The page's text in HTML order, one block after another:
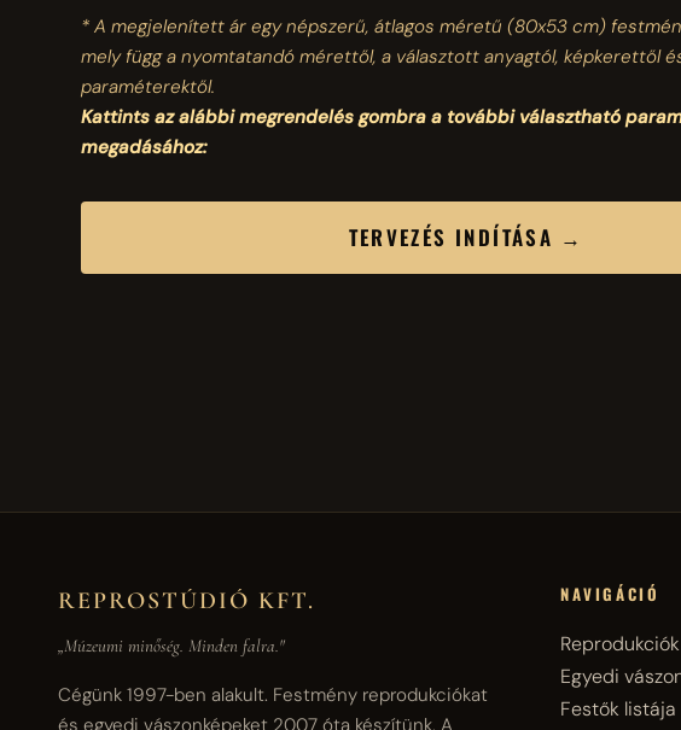
* A megjelenített ár egy népszerű, átlagos méretű(80x53 cm)
mely függ a nyomtatandó mérettől, a választott anyagtól, képkerettől
paraméterektől.
Kattints az alábbi megrendelés gombra a további választható
megadásához:
TERVEZÉS INDÍTÁSA →
REPROSTÚDIÓ KFT.
„Múzeumi minőség. Minden falra."
Cégünk 1997-ben alakult. Festmény reprodukciókat
és egyedi vászonképeket 2007 óta készítünk. A
NAVIGÁCIÓ
Egyedi
Festők listája